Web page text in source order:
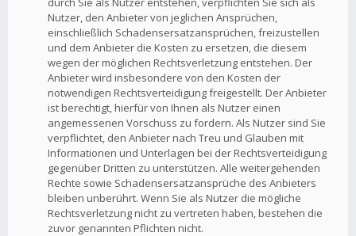
Nutzer, den Anbieter von jeglichen Ansprüchen,
einschließlich Schadensersatzansprüchen, freizustellen
und dem Anbieter die Kosten zu ersetzen, die diesem
wegen der möglichen Rechtsverletzung entstehen. Der
Anbieter wird insbesondere von den Kosten der
notwendigen Rechtsverteidigung freigestellt. Der Anbieter
ist berechtigt, hierfür von Ihnen als Nutzer einen
angemessenen Vorschuss zu fordern. Als Nutzer sind Sie
verpflichtet, den Anbieter nach Treu und Glauben mit
Informationen und Unterlagen bei der Rechtsverteidigung
gegenüber Dritten zu unterstützen. Alle weitergehenden
Rechte sowie Schadensersatzansprüche des Anbieters
bleiben unberührt. Wenn Sie als Nutzer die mögliche
Rechtsverletzung nicht zu vertreten haben, bestehen die
zuvor genannten Pflichten nicht.